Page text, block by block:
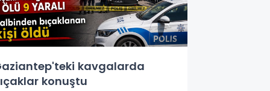
kavgalarda
konuştu